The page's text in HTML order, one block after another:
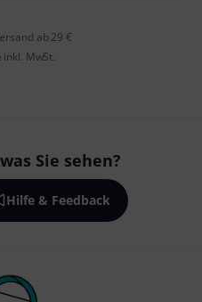
ab 29 €
MwSt.
Sie sehen?
Hilfe & Feedback